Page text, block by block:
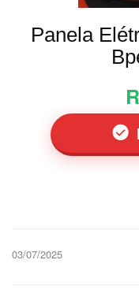
Panela
03/07/2025